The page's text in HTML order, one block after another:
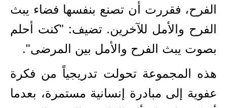
الفرح، فقررت أن تصنع بنفسها فضاء يبث
الفرح والأمل للآخرين. تضيف: "كنت أحلم
بصوت يبث الفرح والأمل بين المرضى".
هذه المجموعة تحولت تدريجياً من فكرة
عفوية إلى مبادرة إنسانية مستمرة، بعدما